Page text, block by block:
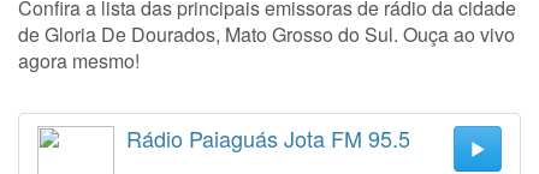
Confira a lista das principais emissoras de rádio da cidade
de Gloria De Dourados, Mato Grosso do Sul. Ouça ao vivo
agora mesmo!
Rádio Paiaguás Jota FM 95.5